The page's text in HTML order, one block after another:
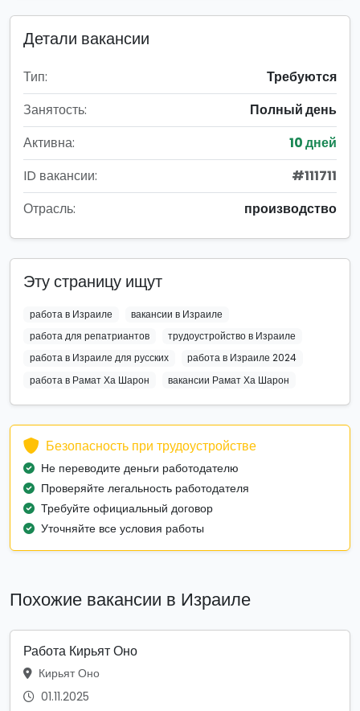
Детали вакансии
Тип:
Требуются
Занятость:
Полный день
Активна:
10 дней
ID вакансии:
#111711
Отрасль:
производство
Эту страницу ищут
работа в Израиле
вакансии в Израиле
работа для репатриантов
трудоустройство в Израиле
работа в Израиле для русских
работа в Израиле 2024
работа в Рамат Ха Шарон
вакансии Рамат Ха Шарон
Безопасность при трудоустройстве
Не переводите деньги работодателю
Проверяйте легальность работодателя
Требуйте официальный договор
Уточняйте все условия работы
Похожие вакансии в Израиле
Работа Кирьят Оно
Кирьят Оно
01.11.2025